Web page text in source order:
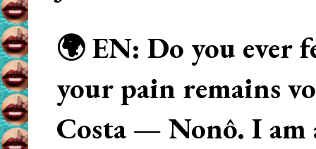
🌍 EN: Do you ever
your pain remains
Costa — Nonô. I am